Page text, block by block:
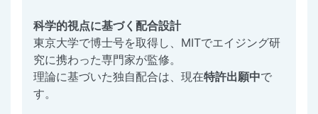
科学的視点に基づく配合設計
東京大学で博士号を取得し、MITでエイジング研
究に携わった専門家が監修。
理論に基づいた独自配合は、現在特許出願中で
す。